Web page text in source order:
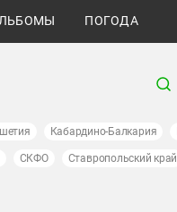
ПОГОДА
Кабардино-Балкария
СКФО Ставропольский край